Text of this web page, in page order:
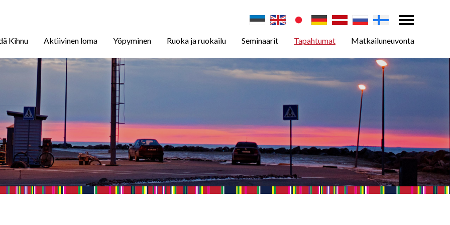
Kihnu Aktiivinen loma Yöpyminen Ruoka ja ruokailu Seminaarit Tapahtumat Matkailuneuvonta